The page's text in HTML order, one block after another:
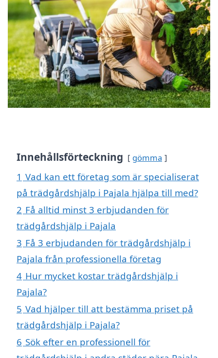
Innehållsförteckning gömma
1 Vad kan ett företag som är specialiserat
på trädgårdshjälp i Pajala hjälpa till med?
2 Få alltid minst 3 erbjudanden för
trädgårdshjälp i Pajala
3 Få 3 erbjudanden för trädgårdshjälp i
Pajala från professionella företag
4 Hur mycket kostar trädgårdshjälp i
Pajala?
5 Vad hjälper till att bestämma priset på
trädgårdshjälp i Pajala?
6 Sök efter en professionell för